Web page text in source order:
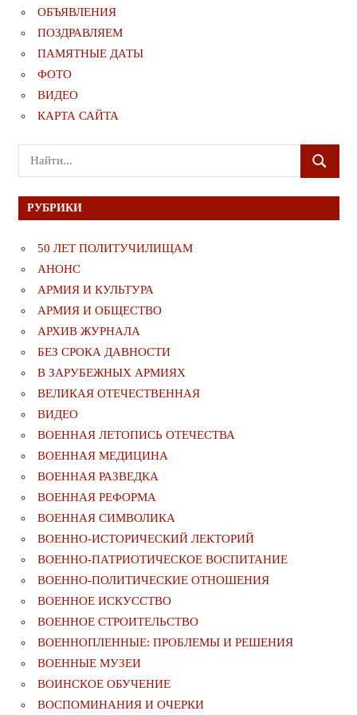
ОБЪЯВЛЕНИЯ
ПОЗДРАВЛЯЕМ
ПАМЯТНЫЕ ДАТЫ
ФОТО
ВИДЕО
КАРТА САЙТА
Поиск
для:
ПОИСК
РУБРИКИ
50 ЛЕТ ПОЛИТУЧИЛИЩАМ
АНОНС
АРМИЯ И КУЛЬТУРА
АРМИЯ И ОБЩЕСТВО
АРХИВ ЖУРНАЛА
БЕЗ СРОКА ДАВНОСТИ
В ЗАРУБЕЖНЫХ АРМИЯХ
ВЕЛИКАЯ ОТЕЧЕСТВЕННАЯ
ВИДЕО
ВОЕННАЯ ЛЕТОПИСЬ ОТЕЧЕСТВА
ВОЕННАЯ МЕДИЦИНА
ВОЕННАЯ РАЗВЕДКА
ВОЕННАЯ РЕФОРМА
ВОЕННАЯ СИМВОЛИКА
ВОЕННО-ИСТОРИЧЕСКИЙ ЛЕКТОРИЙ
ВОЕННО-ПАТРИОТИЧЕСКОЕ ВОСПИТАНИЕ
ВОЕННО-ПОЛИТИЧЕСКИE ОТНОШЕНИЯ
ВОЕННОЕ ИСКУССТВО
ВОЕННОЕ СТРОИТЕЛЬСТВО
ВОЕННОПЛЕННЫЕ: ПРОБЛЕМЫ И РЕШЕНИЯ
ВОЕННЫЕ МУЗЕИ
ВОИНСКОЕ ОБУЧЕНИЕ
ВОСПОМИНАНИЯ И ОЧЕРКИ